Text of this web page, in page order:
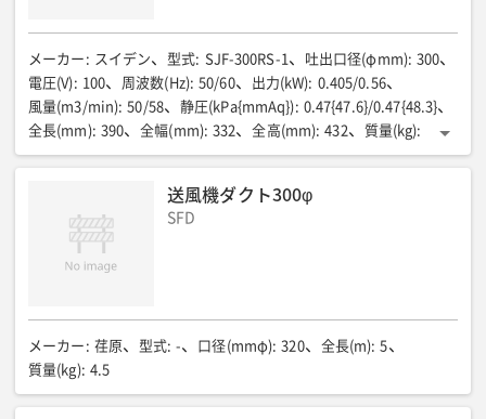
メーカー : スイデン 型式: SJF-300RS-1 吐出口径(φmm): 300
電圧(V): 100 周波数(Hz): 50/60 出力(kW): 0.405/0.56
風量(m3/min): 50/58 静圧(kPa{mmAq}): 0.47{47.6}/0.47{48.3}
全長(mm): 390 全幅(mm): 332 全高(mm): 432 質量(kg):
12.8
電源コード(m): 5 フレーム: ー
送風機ダクト300φ
SFD
メーカー : 荏原 型式: - 口径(mmφ): 320 全長(m): 5
質量(kg): 4.5